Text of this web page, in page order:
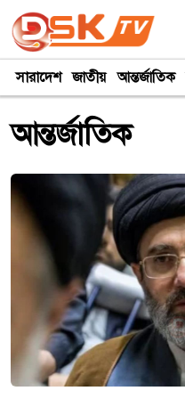
সারাদেশ জাতীয় আন্তর্জাতিক
আন্তর্জাতিক